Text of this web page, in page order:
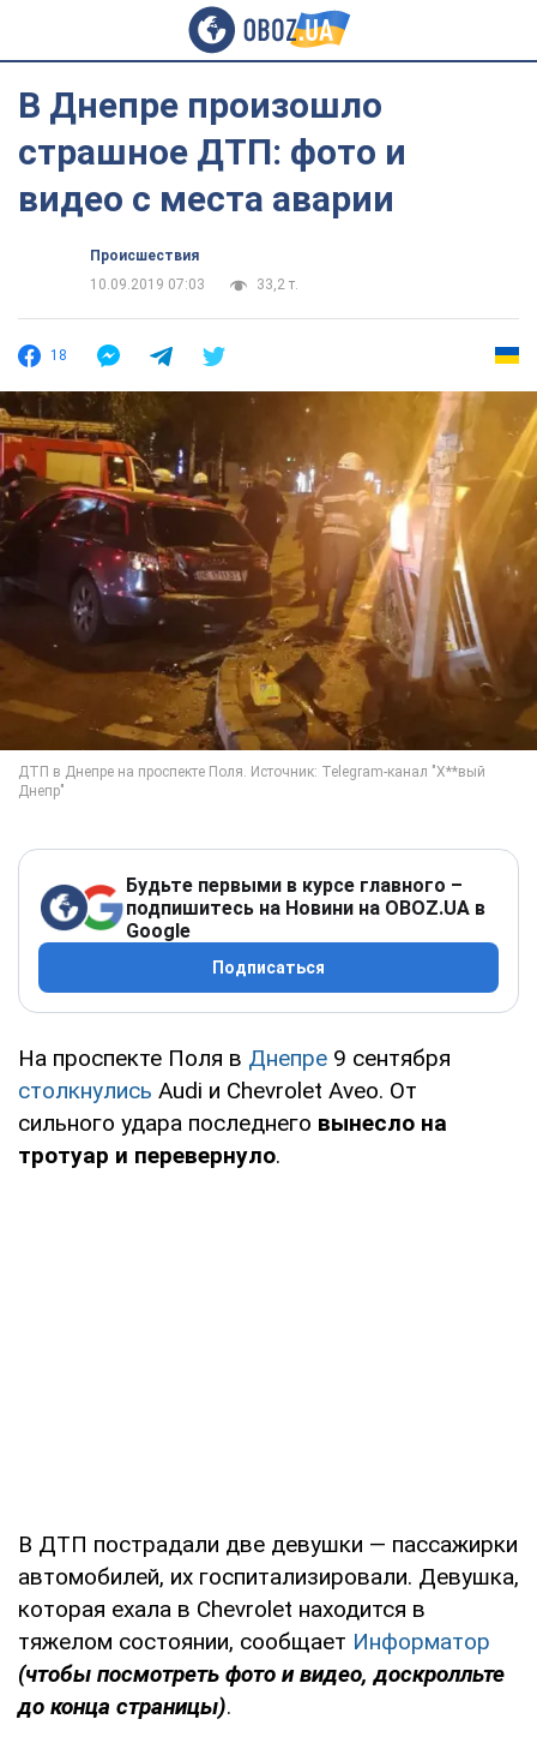
В Днепре произошло
страшное ДТП: фото и
видео с места аварии
Происшествия
10.09.2019 07:03
33,2 т.
18
Будьте первыми в курсе главного –
подпишитесь на Новини на OBOZ.UA в
Google
Подписаться
На проспекте Поля в Днепре 9 сентября
столкнулись Audi и Chevrolet Aveo. От
сильного удара последнего вынесло на
тротуар и перевернуло.
В ДТП пострадали две девушки — пассажирки
автомобилей, их госпитализировали. Девушка,
которая ехала в Chevrolet находится в
тяжелом состоянии, сообщает Информатор
(чтобы посмотреть фото и видео, доскролльте
до конца страницы).